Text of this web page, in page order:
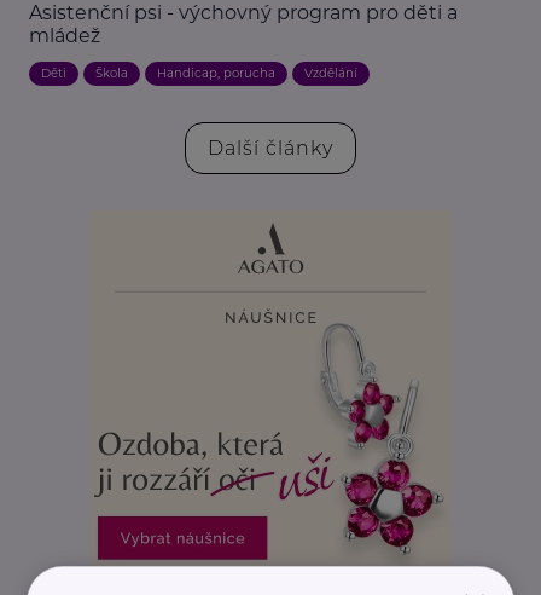
Asistenční psi - výchovný program pro děti a
mládež
Děti Škola Handicap, porucha Vzdělání
Další články